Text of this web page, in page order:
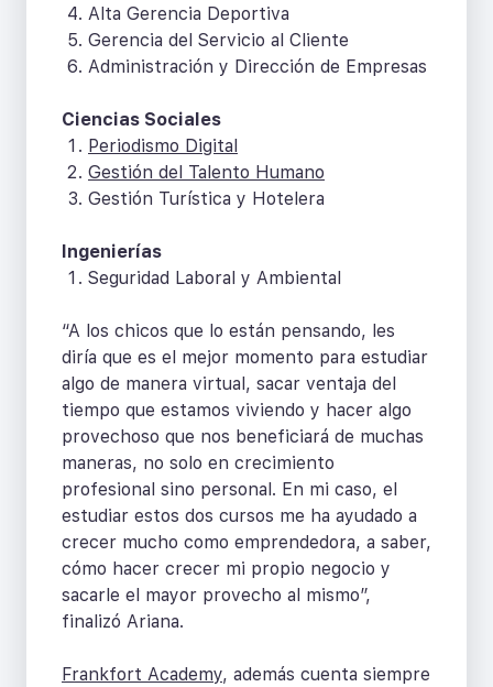
Alta Gerencia Deportiva
Gerencia del Servicio al Cliente
Administración y Dirección de Empresas
Ciencias Sociales
Periodismo Digital
Gestión del Talento Humano
Gestión Turística y Hotelera
Ingenierías
Seguridad Laboral y Ambiental
“A los chicos que lo están pensando, les
diría que es el mejor momento para estudiar
algo de manera virtual, sacar ventaja del
tiempo que estamos viviendo y hacer algo
provechoso que nos beneficiará de muchas
maneras, no solo en crecimiento
profesional sino personal. En mi caso, el
estudiar estos dos cursos me ha ayudado a
crecer mucho como emprendedora, a saber,
cómo hacer crecer mi propio negocio y
sacarle el mayor provecho al mismo”,
finalizó Ariana.
Frankfort Academy, además cuenta siempre